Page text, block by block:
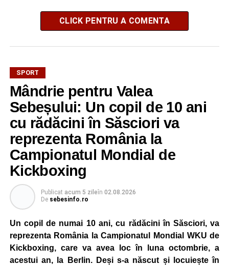
CLICK PENTRU A COMENTA
SPORT
Mândrie pentru Valea
Sebeșului: Un copil de 10 ani
cu rădăcini în Săsciori va
reprezenta România la
Campionatul Mondial de
Kickboxing
Publicat acum 5 zileîn 02.08.2026
De sebesinfo.ro
Un copil de numai 10 ani, cu rădăcini în Săsciori, va
reprezenta România la Campionatul Mondial WKU de
Kickboxing, care va avea loc în luna octombrie, a
acestui an, la Berlin. Deși s-a născut și locuiește în